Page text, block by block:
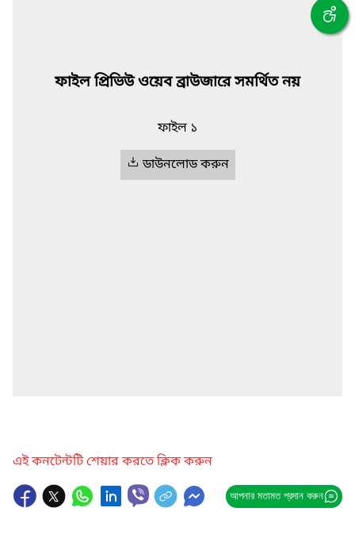
ফাইল প্রিভিউ ওয়েব ব্রাউজারে সমর্থিত নয়
ফাইল ১
ডাউনলোড করুন
এই কনটেন্টটি শেয়ার করতে ক্লিক করুন
আপনার মতামত প্রদান করুন